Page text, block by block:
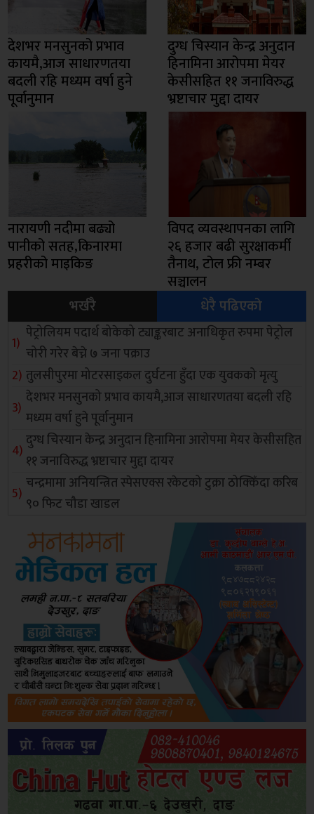
देशभर मनसुनको प्रभाव
कायमै,आज साधारणतया
बदली रहि मध्यम वर्षा हुने
पूर्वानुमान
दुग्ध चिस्यान केन्द्र अनुदान
हिनामिना आरोपमा मेयर
केसीसहित ११ जनाविरुद्ध
भ्रष्टाचार मुद्दा दायर
नारायणी नदीमा बढ्यो
पानीको सतह,किनारमा
प्रहरीको माइकिङ
विपद व्यवस्थापनका लागि
२६ हजार बढी सुरक्षाकर्मी
तैनाथ, टोल फ्री नम्बर
सञ्चालन
भर्खरै
धेरै पढिएको
पेट्रोलियम पदार्थ बोकेको ट्याङ्करबाट अनाधिकृत रुपमा पेट्रोल
चोरी गरेर बेच्ने ७ जना पक्राउ
तुलसीपुरमा मोटरसाइकल दुर्घटना हुँदा एक युवकको मृत्यु
देशभर मनसुनको प्रभाव कायमै,आज साधारणतया बदली रहि
मध्यम वर्षा हुने पूर्वानुमान
दुग्ध चिस्यान केन्द्र अनुदान हिनामिना आरोपमा मेयर केसीसहित
११ जनाविरुद्ध भ्रष्टाचार मुद्दा दायर
चन्द्रमामा अनियन्त्रित स्पेसएक्स रकेटको टुक्रा ठोक्किँदा करिब
९० फिट चौडा खाडल